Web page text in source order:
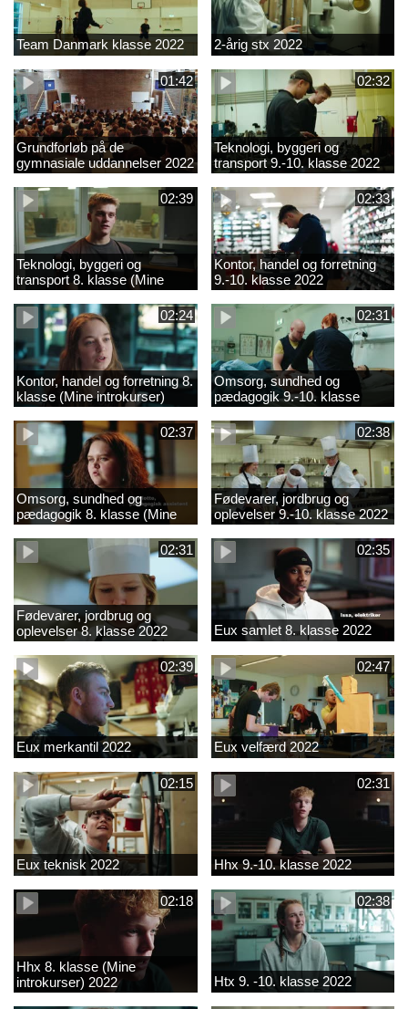
Team Danmark klasse 2022 2-årig stx 2022
01:42
Grundforløb på de
gymnasiale uddannelser 2022
02:32
Teknologi, byggeri og
transport 9.-10. klasse 2022
02:39
Teknologi, byggeri og
transport 8. klasse (Mine
introkurser) 2022
02:33
Kontor, handel og forretning
9.-10. klasse 2022
02:24
Kontor, handel og forretning 8.
klasse (Mine introkurser)
2022
02:31
Omsorg, sundhed og
pædagogik 9.-10. klasse
2022
02:37
Omsorg, sundhed og
pædagogik 8. klasse (Mine
introkurser) 2022
02:38
Fødevarer, jordbrug og
oplevelser 9.-10. klasse 2022
02:31
Fødevarer, jordbrug og
oplevelser 8. klasse 2022
02:35
Eux samlet 8. klasse 2022
02:39
Eux merkantil 2022
02:47
Eux velfærd 2022
02:15
Eux teknisk 2022
02:31
Hhx 9.-10. klasse 2022
02:18
Hhx 8. klasse (Mine
introkurser) 2022
02:38
Htx 9. -10. klasse 2022